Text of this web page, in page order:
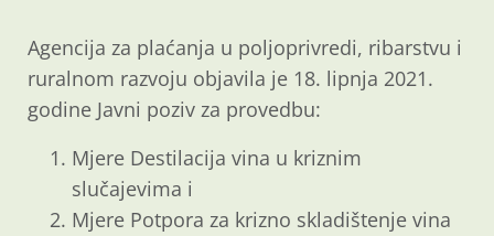
Agencija za plaćanja u poljoprivredi, ribarstvu i
ruralnom razvoju objavila je 18. lipnja 2021.
godine Javni poziv za provedbu:
Mjere Destilacija vina u kriznim
slučajevima i
Mjere Potpora za krizno skladištenje vina